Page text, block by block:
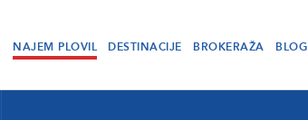
NAJEM PLOVIL DESTINACIJE BROKERAŽA BLOG